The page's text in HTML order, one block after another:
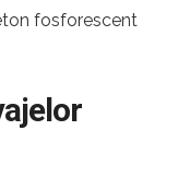
fosforescent